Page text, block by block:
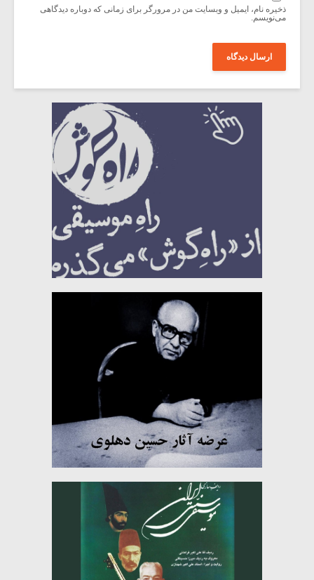
ذخیره نام، ایمیل و وبسایت من در مرورگر برای زمانی که دوباره دیدگاهی
می‌نویسم.